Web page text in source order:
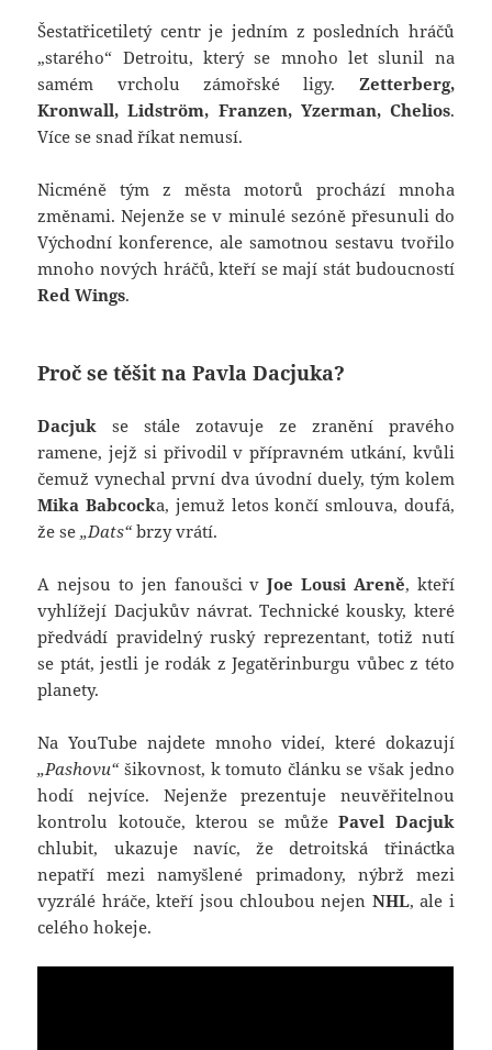
Šestatřicetiletý centr je jedním z posledních hráčů
„starého“ Detroitu, který se mnoho let slunil na
samém vrcholu zámořské ligy. Zetterberg,
Kronwall, Lidström, Franzen, Yzerman, Chelios.
Více se snad říkat nemusí.
Nicméně tým z města motorů prochází mnoha
změnami. Nejenže se v minulé sezóně přesunuli do
Východní konference, ale samotnou sestavu tvořilo
mnoho nových hráčů, kteří se mají stát budoucností
Red Wings.
Proč se těšit na Pavla Dacjuka?
Dacjuk se stále zotavuje ze zranění pravého
ramene, jejž si přivodil v přípravném utkání, kvůli
čemuž vynechal první dva úvodní duely, tým kolem
Mika Babcocka, jemuž letos končí smlouva, doufá,
že se„Dats“brzy vrátí.
A nejsou to jen fanoušci vJoe Lousi Areně, kteří
vyhlížejí Dacjukův návrat. Technické kousky, které
předvádí pravidelný ruský reprezentant, totiž nutí
se ptát, jestli je rodák z Jegatěrinburgu vůbec z této
planety.
Na YouTube najdete mnoho videí, které dokazují
„Pashovu“šikovnost, k tomuto článku se však jedno
hodí nejvíce. Nejenže prezentuje neuvěřitelnou
kontrolu kotouče, kterou se můžePavel Dacjuk
chlubit, ukazuje navíc, že detroitská třináctka
nepatří mezi namyšlené primadony, nýbrž mezi
vyzrálé hráče, kteří jsou chloubou nejen NHL, ale i
celého hokeje.